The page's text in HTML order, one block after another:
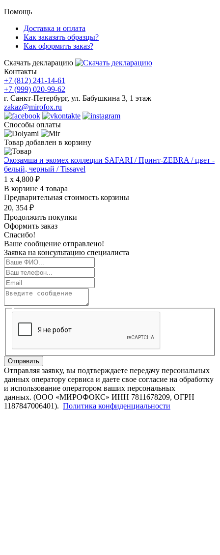
Помощь
Доставка и оплата
Как заказать образцы?
Как оформить заказ?
Скачать декларацию
Контакты
+7 (812) 241-14-61
+7 (999) 020-99-62
г. Санкт-Петербург, ул. Бабушкина 3, 1 этаж
zakaz@mirofox.ru
Способы оплаты
Товар добавлен в корзину
Экозамша и экомех коллеции SAFARI / Принт-ZEBRA / цвет -
белый, черный / Tissavel
1 x 4,800 ₽
В корзине 4 товара
Предварительная стоимость корзины
20, 354 ₽
Продолжить покупки
Оформить заказ
Спасибо!
Ваше сообщение отправлено!
Заявка на консультацию специалиста
Отправить
Отправляя заявку, вы подтверждаете передачу персональных
данных оператору сервиса и даете свое согласие на обработку
и использование оператором ваших персональных
данных. (ООО «МИРОФОКС» ИНН 7811678209, ОГРН
1187847006401). Политика конфиденциальности